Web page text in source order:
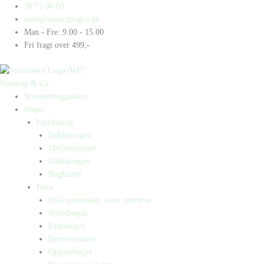
indholdet
30 71 00 03
mail@straarupogco.dk
Man - Fre: 9.00 - 15.00
Fri fragt over 499,-
Straarup & Co
Sommerbogpakker
Bøger
Letlæsning
Indskolingen
Mellemtrinnet
Udskolingen
Bogkasser
Børn
Små mennesker, store drømme
Billedbøger
Faktabøger
Børneromaner
Opgavebøger
Products
search
Products
search
Mellemtrinskassen
Frilæsning